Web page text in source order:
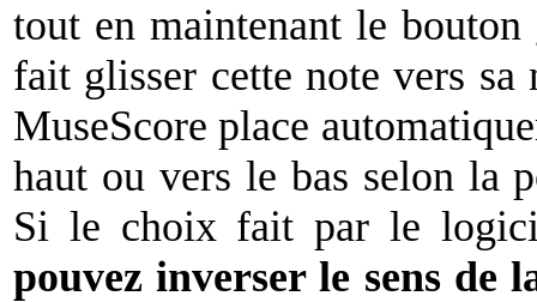
tout en maintenant le
fait glisser cette note vers
MuseScore place
haut ou vers le bas selon la
Si le choix fait par le
pouvez inverser le sens de